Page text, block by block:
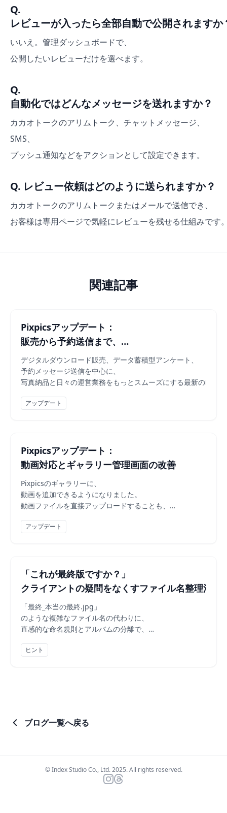
Q.
レビューが入ったら全部自動で公開されますか
いいえ。管理ダッシュボードで、
公開したいレビューだけを選べます。
Q.
自動化ではどんなメッセージを送れますか？
カカオトークのアリムトーク、チャットメッセージ、
SMS、
プッシュ通知などをアクションとして設定できます。
Q. レビュー依頼はどのように送られますか？
カカオトークのアリムトークまたはメールで送信でき、
お客様は専用ページで気軽にレビューを残せる仕組みです
レビューが入ったら全部自動で公開されますか？
いいえ。管理ダッシュボードで、公開したいレビューだけを
レビュー依頼はどのように送られますか？
カカオトークのアリムトークまたはメールで送信でき、お客
関連記事
Pixpicsアップデート：
販売から予約送信まで、
フォトグラファーの運営フローをもっとスムーズ
デジタルダウンロード販売、データ蓄積型アンケート、
予約メッセージ送信を中心に、
写真納品と日々の運営業務をもっとスムーズにする最新の
アップデート
Pixpicsアップデート：
動画対応とギャラリー管理画面の改善
Pixpicsのギャラリーに、
動画を追加できるようになりました。
動画ファイルを直接アップロードすることも、
アップデート
「これが最終版ですか？」
クライアントの疑問をなくすファイル名整理法
「最終_本当の最終.jpg」
のような複雑なファイル名の代わりに、
直感的な命名規則とアルバムの分離で、
ヒント
ブログ一覧へ戻る
© Index Studio Co., Ltd. 2025. All rights reserved.
Instagram
Threads